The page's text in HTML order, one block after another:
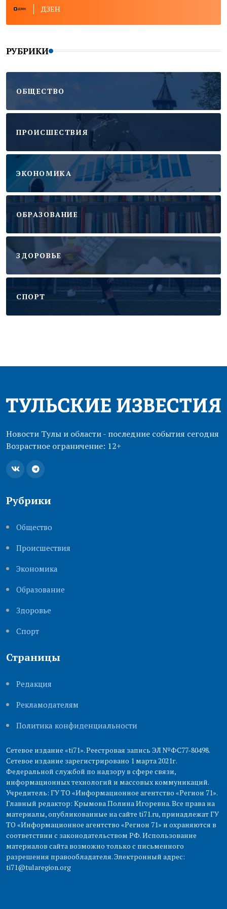
ДЗЕН
РУБРИКИ
ОБЩЕСТВО
ПРОИСШЕСТВИЯ
ЭКОНОМИКА
ОБРАЗОВАНИЕ
ЗДОРОВЬЕ
CПОРТ
Новости Тулы и области - последние события сегодня
Возрастное ограничение: 12+
Рубрики
Общество
Происшествия
Экономика
Образование
Здоровье
Cпорт
Страницы
Редакция
Рекламодателям
Политика конфиденциальности
Сетевое издание «ti71». Реестровая запись ЭЛ №ФС77-80498.
Сетевое издание зарегистрировано 1 марта 2021г.
Федеральной службой по надзору в сфере связи,
информационных технологий и массовых коммуникаций.
Учредитель: ГУ ТО «Информационное агентство «Регион 71».
Главный редактор: Крымова Полина Игоревна. Все права на
материалы, опубликованные на сайте ti71.ru, принадлежат ГУ
ТО «Информационное агентство «Регион 71» и охраняются в
соответствии с законодательством РФ. Использование
материалов сайта возможно только с письменного
разрешения правообладателя. Электронный адрес:
ti71@tularegion.org